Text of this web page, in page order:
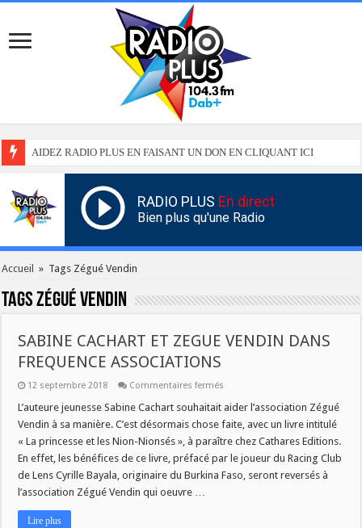
AIDEZ RADIO PLUS EN FAISANT UN DON EN CLIQUANT ICI
RADIO PLUS En direct
Bien plus qu'une Radio
Accueil » Tags Zégué Vendin
TagsZégué Vendin
SABINE CACHART ET ZEGUE VENDIN DANS
FREQUENCE ASSOCIATIONS
12 septembre 2018 Commentaires fermés
CACHART
ZEGUE
VENDIN
DANS
FREQUENCE
L’auteure jeunesse Sabine Cachart souhaitait aider l’association Zégué
Vendin à sa manière. C’est désormais chose faite, avec un livre intitulé
« La princesse et les Nion-Nionsés », à paraître chez Cathares Editions.
En effet, les bénéfices de ce livre, préfacé par le joueur du Racing Club
de Lens Cyrille Bayala, originaire du Burkina Faso, seront reversés à
l’association Zégué Vendin qui oeuvre …
Lire plus